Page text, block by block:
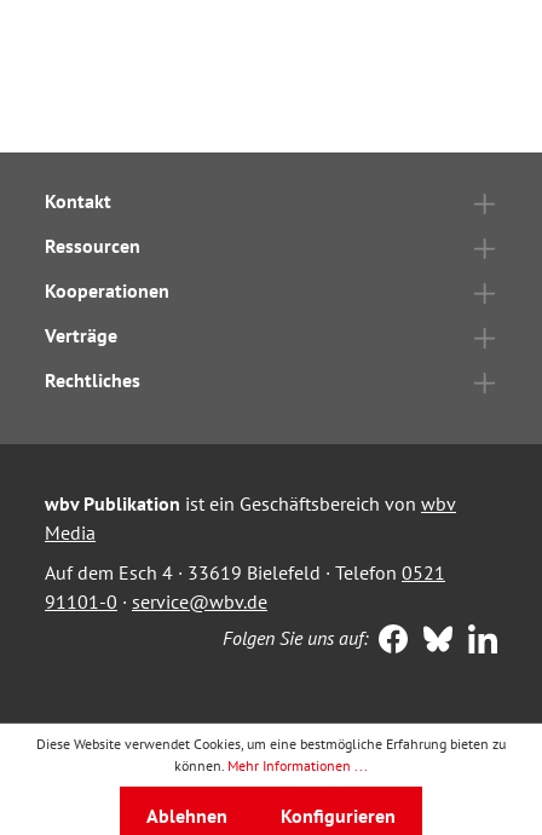
Kontakt
Ressourcen
Kooperationen
Verträge
Rechtliches
wbv Publikation ist ein Geschäftsbereich von wbv
Media
Auf dem Esch 4 · 33619 Bielefeld · Telefon 0521
91101-0 · service@wbv.de
Folgen Sie uns auf:
Diese Website verwendet Cookies, um eine bestmögliche Erfahrung bieten zu
können. Mehr Informationen ...
Ablehnen Konfigurieren